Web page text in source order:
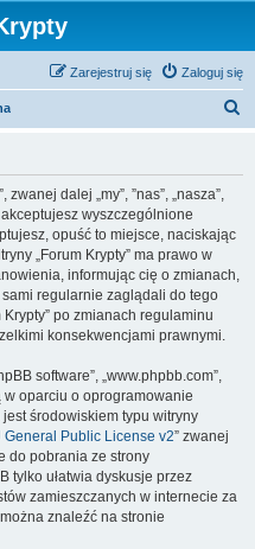
Zaloguj się
Zarejestruj się
dalej „my”, ”nas”, „nasza”,
akceptujesz wyszczególnione
opuść to miejsce, naciskając
„Forum Krypty” ma prawo w
informując cię o zmianach,
regularnie zaglądali do tego
po zmianach regulaminu
konsekwencjami prawnymi.
software”, „www.phpbb.com”,
w oparciu o oprogramowanie
środowiskiem typu witryny
General Public License v2” zwanej
do pobrania ze strony
tylko ułatwia dyskusje przez
zamieszczanych w internecie za
znaleźć na stronie